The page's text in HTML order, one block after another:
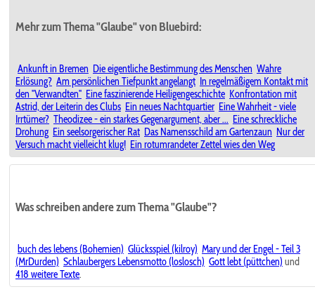
Mehr zum Thema "Glaube" von Bluebird:
Ankunft in Bremen Die eigentliche Bestimmung des Menschen Wahre
Erlösung? Am persönlichen Tiefpunkt angelangt In regelmäßigem Kontakt mit
den "Verwandten" Eine faszinierende Heiligengeschichte Konfrontation mit
Astrid, der Leiterin des Clubs Ein neues Nachtquartier Eine Wahrheit - viele
Irrtümer? Theodizee - ein starkes Gegenargument, aber ... Eine schreckliche
Drohung Ein seelsorgerischer Rat Das Namensschild am Gartenzaun Nur der
Versuch macht vielleicht klug! Ein rotumrandeter Zettel wies den Weg
Was schreiben andere zum Thema "Glaube"?
buch des lebens (Bohemien) Glücksspiel (kilroy) Mary und der Engel - Teil 3
(MrDurden) Schlaubergers Lebensmotto (loslosch) Gott lebt (püttchen) und
418 weitere Texte.